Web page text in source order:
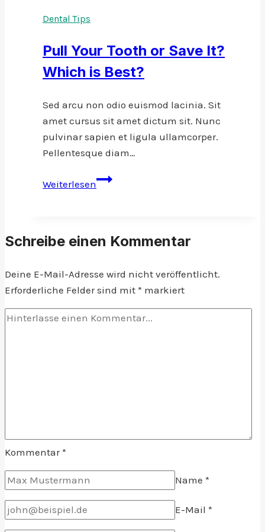
Dental Tips
Pull Your Tooth or Save It?
Which is Best?
Sed arcu non odio euismod lacinia. Sit
amet cursus sit amet dictum sit. Nunc
pulvinar sapien et ligula ullamcorper.
Pellentesque diam…
WeiterlesenPull
Save
Which
is
Best?
Schreibe einen Kommentar
Deine E-Mail-Adresse wird nicht veröffentlicht.
Erforderliche Felder sind mit * markiert
Kommentar*
Name *
E-Mail *